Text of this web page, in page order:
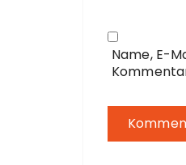
Name, E-